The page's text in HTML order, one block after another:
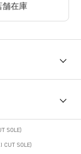
舗在庫
SOLE)
CUT SOLE)